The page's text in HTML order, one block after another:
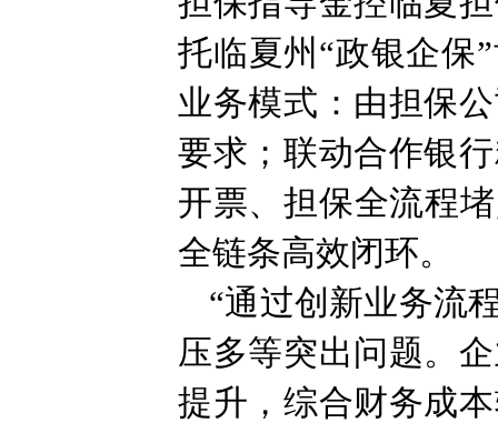
托临夏州“政银企保
业务模式：由担保
要求；联动合作银
开票、担保全流程
全链条高效闭环。
“通过创新业务流
压多等突出问题。
提升，综合财务成